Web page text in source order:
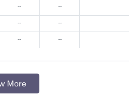
-- --
-- --
-- --
More